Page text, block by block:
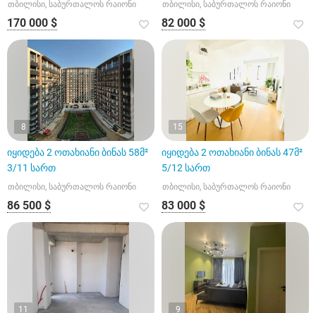
თბილისი, საბურთალოს რაიონი
170 000 $
თბილისი, საბურთალოს რაიონი
82 000 $
8
იყიდება 2 ოთახიანი ბინას 58მ²
3/11 სართ
თბილისი, საბურთალოს რაიონი
86 500 $
15
იყიდება 2 ოთახიანი ბინას 47მ²
5/12 სართ
თბილისი, საბურთალოს რაიონი
83 000 $
11 9